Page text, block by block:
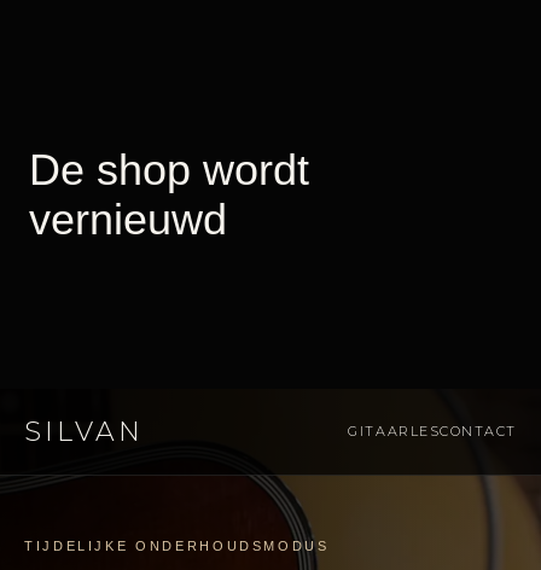
SILVAN GITAARLESCONTACT
TIJDELIJKE ONDERHOUDSMODUS